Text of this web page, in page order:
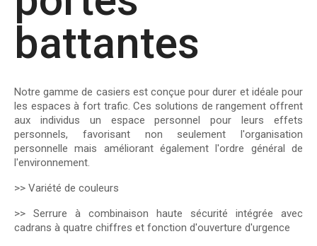
battantes
Notre gamme de casiers est conçue pour durer et idéale pour
les espaces à fort trafic. Ces solutions de rangement offrent
aux individus un espace personnel pour leurs effets
personnels, favorisant non seulement l'organisation
personnelle mais améliorant également l'ordre général de
l'environnement.
>> Variété de couleurs
>> Serrure à combinaison haute sécurité intégrée avec
cadrans à quatre chiffres et fonction d'ouverture d'urgence